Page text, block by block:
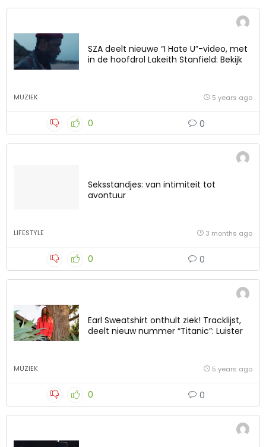
SZA deelt nieuwe “I Hate U”-video, met
in de hoofdrol Lakeith Stanfield: Bekijk
MUZIEK 5 years ago
0 0
Seksstandjes: van intimiteit tot
avontuur
LIFESTYLE 3 months ago
0 0
Earl Sweatshirt onthult ziek! Tracklijst,
deelt nieuw nummer “Titanic”: Luister
MUZIEK 5 years ago
0 0